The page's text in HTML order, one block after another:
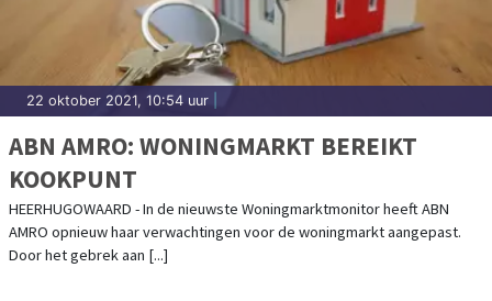
22 oktober 2021, 10:54 uur
ABN AMRO: WONINGMARKT BEREIKT
KOOKPUNT
HEERHUGOWAARD - In de nieuwste Woningmarktmonitor heeft ABN
AMRO opnieuw haar verwachtingen voor de woningmarkt aangepast.
Door het gebrek aan [...]